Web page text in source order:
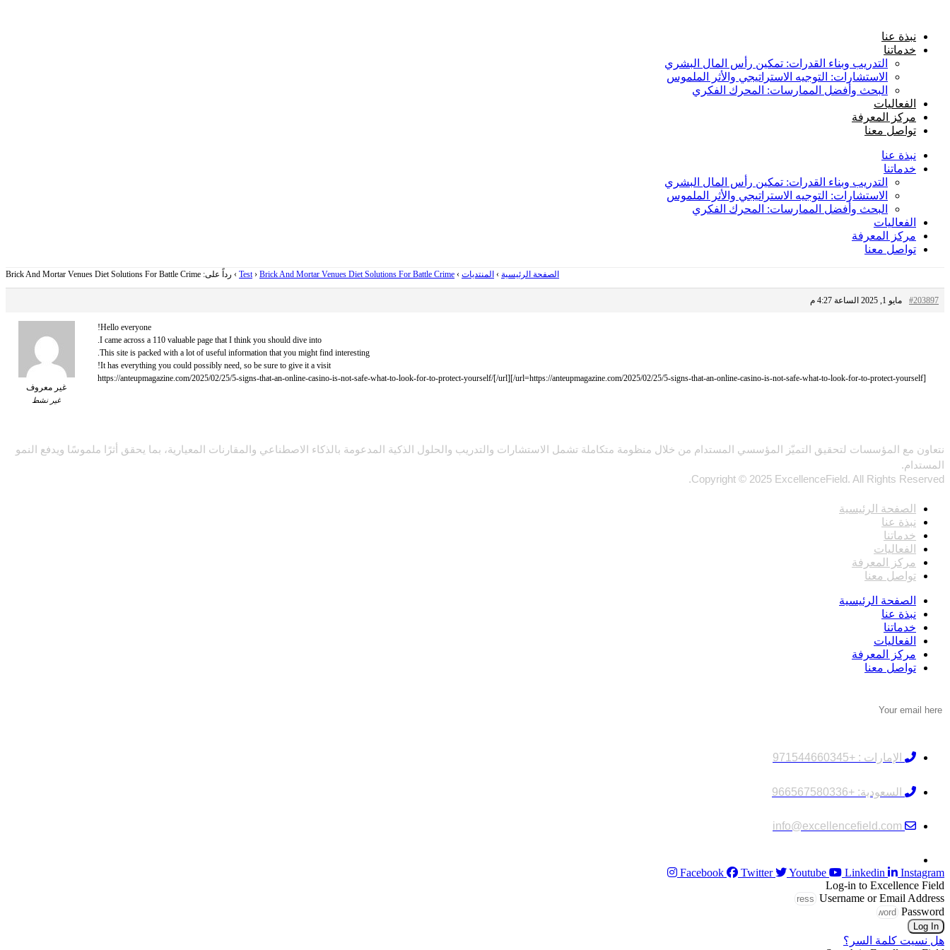
contentنبذة عنا
خدماتنا
التدريب وبناء القدرات: تمكين رأس المال البشري
الاستشارات: التوجيه الاستراتيجي والأثر الملموس
البحث وأفضل الممارسات: المحرك الفكري
الفعاليات
مركز المعرفة
تواصل معنا
نبذة عنا
خدماتنا
التدريب وبناء القدرات: تمكين رأس المال البشري
الاستشارات: التوجيه الاستراتيجي والأثر الملموس
البحث وأفضل الممارسات: المحرك الفكري
الفعاليات
مركز المعرفة
تواصل معنا
الصفحة الرئيسية › المنتديات ›
Test › Brick And Mortar Venues Diet Solutions For Battle Crime
› رداً على: Brick And Mortar Venues Diet Solutions For Battle Crime
مايو 1, 2025 الساعة 4:27 م #203897
غير معروف
غير نشط
Hello everyone!
I came across a 110 valuable page that I think you should dive into.
This site is packed with a lot of useful information that you might find interesting.
It has everything you could possibly need, so be sure to give it a visit!
[url=https://anteupmagazine.com/2025/02/25/5-signs-that-an-online-casino-is-not-safe-what-to-look-for-to-protect-yourself/]https://anteupmagazine.com/2025/02/25/5-signs-that-an-online-casino-is-not-safe-what-to-look-for-to-protect-yourself/[/url]
نتعاون مع المؤسسات لتحقيق التميّز المؤسسي المستدام من خلال منظومة متكاملة تشمل الاستشارات والتدريب والحلول الذكية المدعومة بالذكاء الاصطناعي والمقارنات المعيارية، بما يحقق أثرًا ملموسًا ويدفع النمو
المستدام.
Copyright © 2025 ExcellenceField. All Rights Reserved.
الصفحة الرئيسية
نبذة عنا
خدماتنا
الفعاليات
مركز المعرفة
تواصل معنا
الصفحة الرئيسية
نبذة عنا
خدماتنا
الفعاليات
مركز المعرفة
تواصل معنا
الإمارات : +971544660345
السعودية: +966567580336
info@excellencefield.com
Facebook Twitter Youtube Linkedin
Instagram
Log-in to Excellence Field
Username or Email Address
Password
Log In
هل نسيت كلمة السر؟